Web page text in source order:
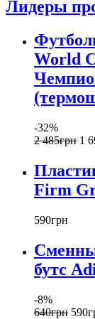
Лидеры
World
-32%
2 485грн 1
Firm
590грн
бутс
-8%
640грн 590